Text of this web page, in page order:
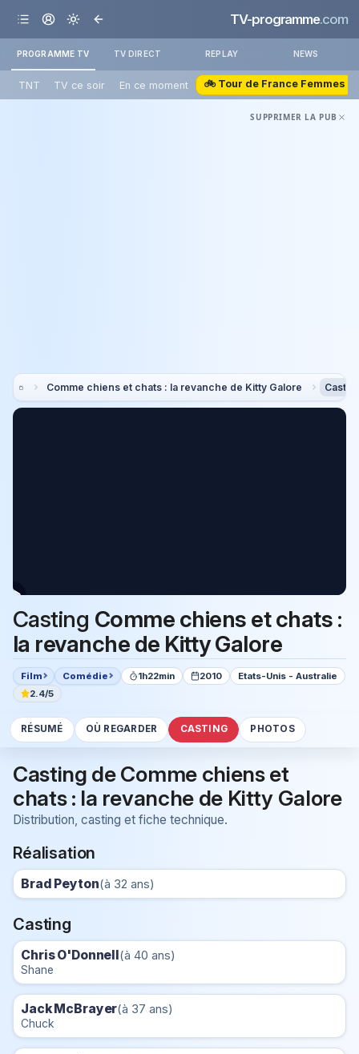
TV-programme.com
PROGRAMME TV TV DIRECT REPLAY NEWS
TNT TV ce soir En ce moment 🚲 Tour de France Femmes
SUPPRIMER LA PUB
Comme chiens et chats : la revanche de Kitty Galore
Casting Comme chiens et chats :
la revanche de Kitty Galore
Film Comédie 1h22min 2010
Etats-Unis - Australie
2.4/5
RÉSUMÉ OÙ REGARDER CASTING PHOTOS
Casting de Comme chiens et
chats : la revanche de Kitty Galore
Distribution, casting et fiche technique.
Réalisation
Brad Peyton(à 32 ans)
Casting
Chris O'Donnell(à 40 ans)
Shane
Jack McBrayer(à 37 ans)
Chuck